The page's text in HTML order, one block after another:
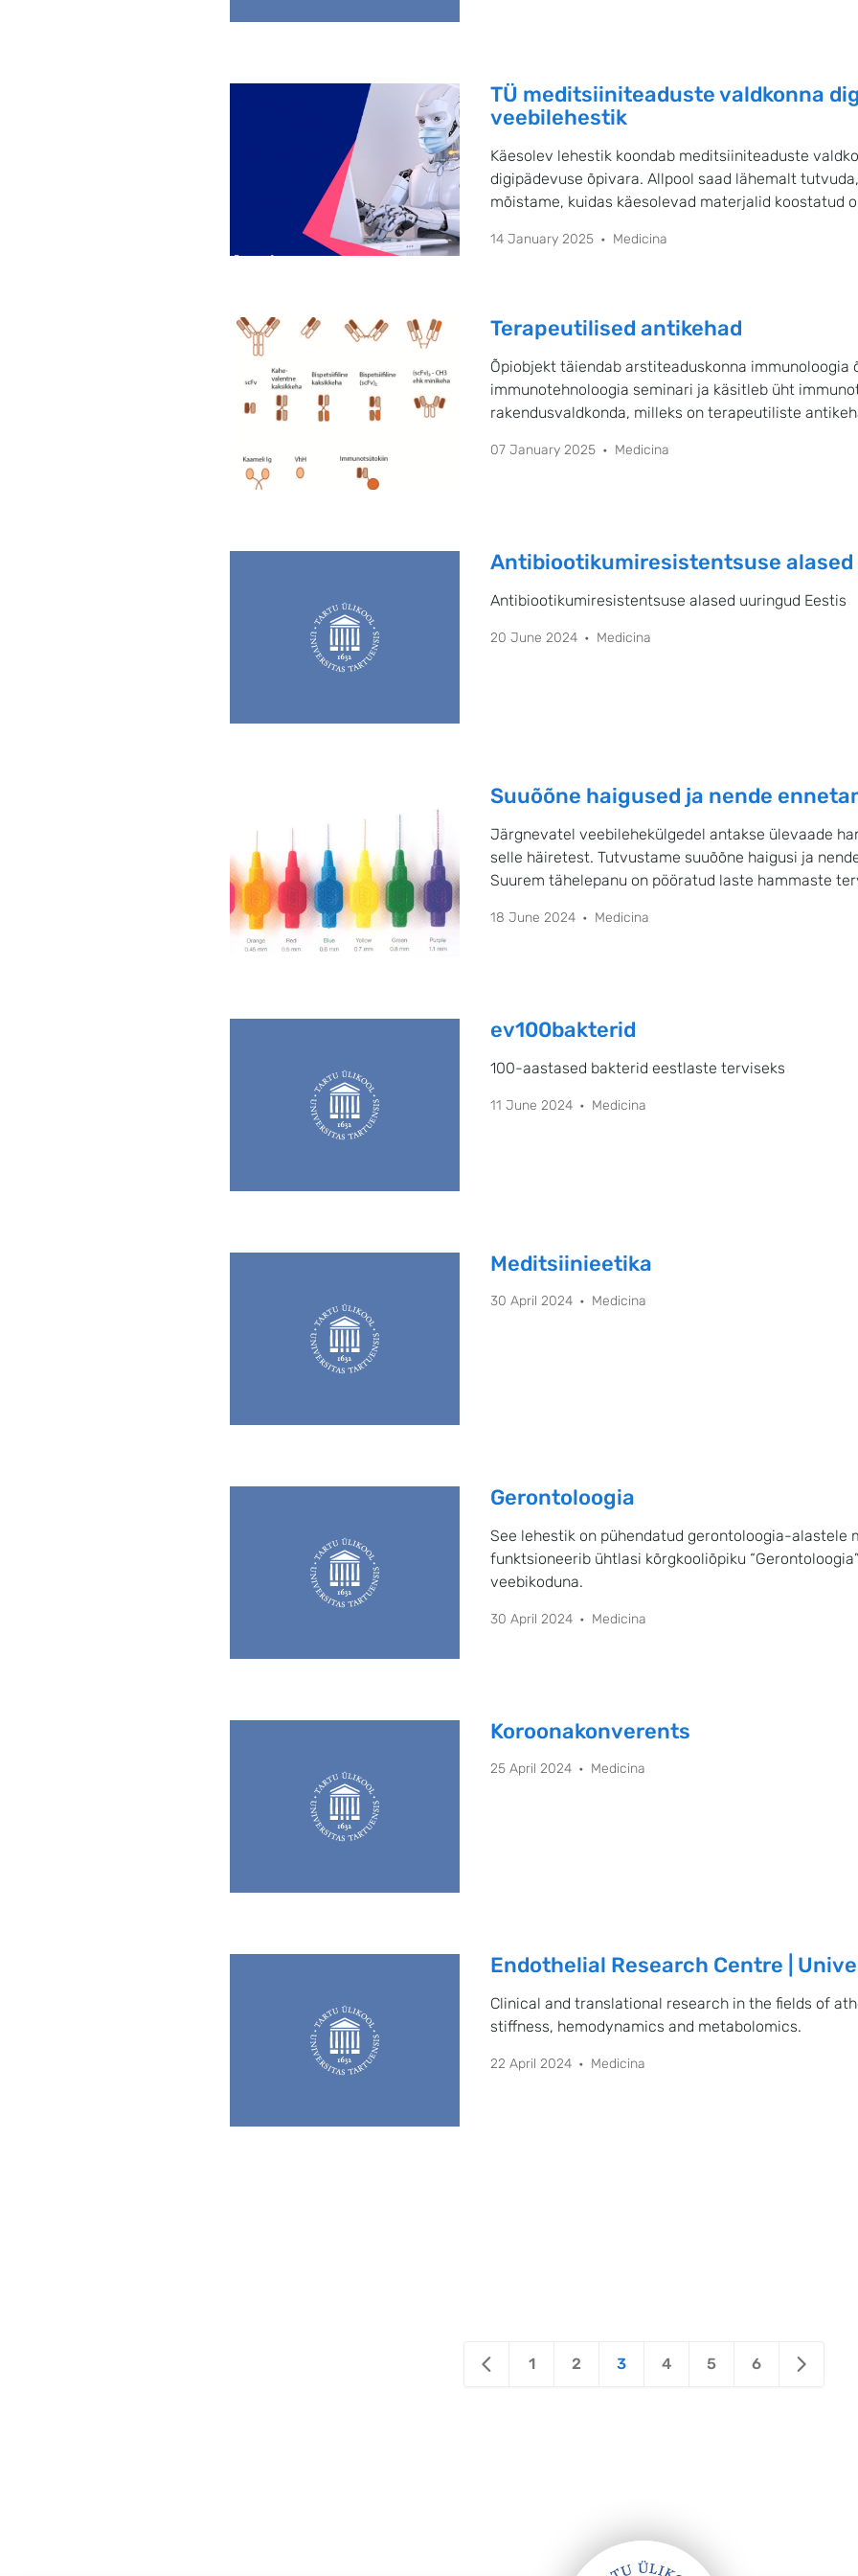
TÜ meditsiiniteaduste valdkonna
veebilehestik
Käesolev lehestik koondab meditsiiniteaduste
digipädevuse õpivara. Allpool saad lähemalt
mõistame, kuidas käesolevad materjalid koostatud
14 January 2025 Medicina
Terapeutilised antikehad
Õpiobjekt täiendab arstiteaduskonna immunoloogia
immunotehnoloogia seminari ja käsitleb üht
rakendusvaldkonda, milleks on terapeutiliste
07 January 2025 Medicina
Antibiootikumiresistentsuse
Antibiootikumiresistentsuse alased uuringud Eestis
20 June 2024 Medicina
Suuõõne haigused ja nende
Järgnevatel veebilehekülgedel antakse ülevaade
selle häiretest. Tutvustame suuõõne haigusi ja
Suurem tähelepanu on pööratud laste hammaste
18 June 2024 Medicina
ev100bakterid
100-aastased bakterid eestlaste terviseks
11 June 2024 Medicina
Meditsiinieetika
30 April 2024 Medicina
Gerontoloogia
See lehestik on pühendatud gerontoloogia-alastele
funktsioneerib ühtlasi kõrgkooliõpiku
veebikoduna.
30 April 2024 Medicina
Koroonakonverents
25 April 2024 Medicina
Endothelial Research Centre |
Clinical and translational research in the fields of
stiffness, hemodynamics and metabolomics.
22 April 2024 Medicina
1 2 3 4 5 6